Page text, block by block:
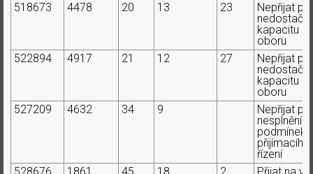
518673
4478 20 13 23
Nepřijat
kapacitu
oboru
522894
4917 21 12 27
Nepřijat
kapacitu
oboru
527209
4632 34 9
Nepřijat
nesplnění
podmínek
přijímacího
řízení